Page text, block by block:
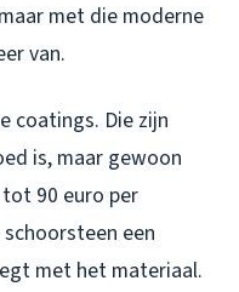
met die moderne
van.
coatings. Die zijn
is, maar gewoon
90 euro per
een
met het materiaal.